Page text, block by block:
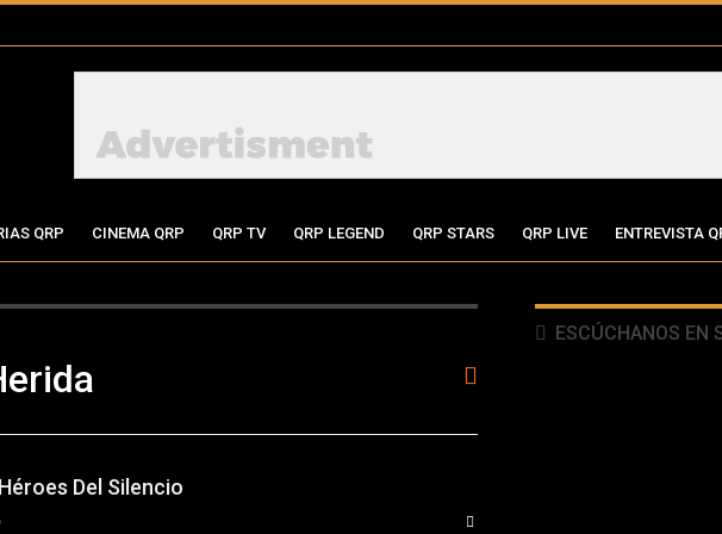
QRP CINEMA QRP QRP TV QRP LEGEND QRP STARS QRP LIVE ENTREVISTA
Del Silencio
ESCÚCHANOS EN